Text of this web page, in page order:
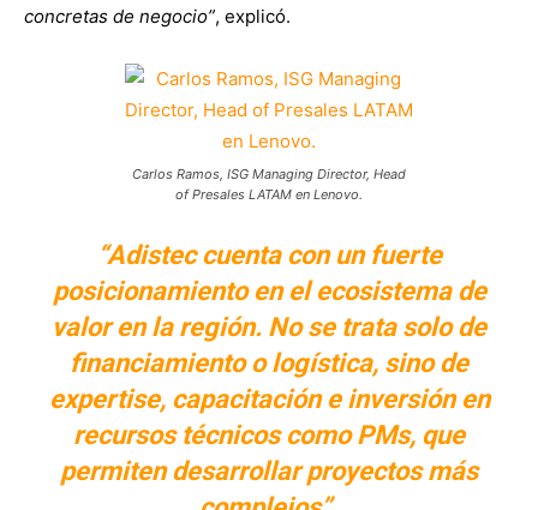
concretas de negocio”, explicó.
Carlos Ramos, ISG Managing Director, Head
of Presales LATAM en Lenovo.
“Adistec cuenta con un fuerte
posicionamiento en el ecosistema de
valor en la región. No se trata solo de
financiamiento o logística, sino de
expertise, capacitación e inversión en
recursos técnicos como PMs, que
permiten desarrollar proyectos más